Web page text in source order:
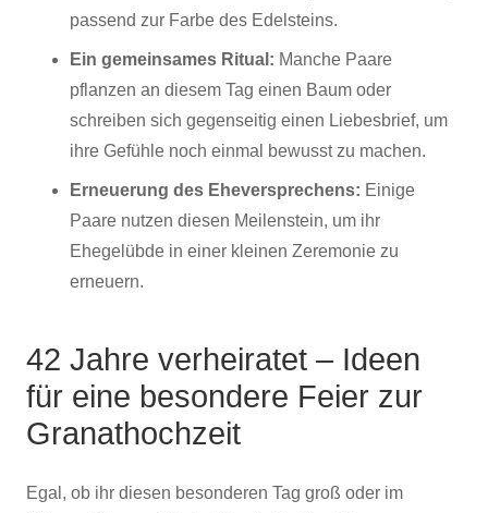
passend zur Farbe des Edelsteins.
Ein gemeinsames Ritual: Manche Paare
pflanzen an diesem Tag einen Baum oder
schreiben sich gegenseitig einen Liebesbrief, um
ihre Gefühle noch einmal bewusst zu machen.
Erneuerung des Eheversprechens: Einige
Paare nutzen diesen Meilenstein, um ihr
Ehegelübde in einer kleinen Zeremonie zu
erneuern.
42 Jahre verheiratet – Ideen
für eine besondere Feier zur
Granathochzeit
Egal, ob ihr diesen besonderen Tag groß oder im